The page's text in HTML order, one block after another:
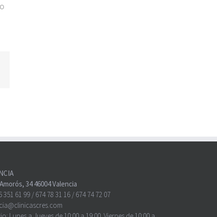
34 46004 Valencia
351 61 99 / 674 78 31 16 / 674 74 72 07